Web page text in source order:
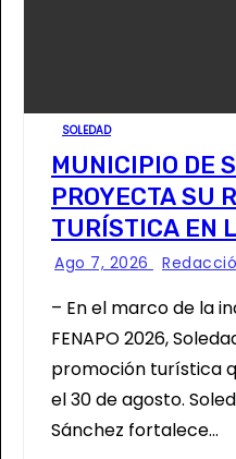
SOLEDAD
MUNICIPIO DE
PROYECTA SU
TURÍSTICA EN
NACIONAL
Ago 7, 2026
– En el marco de la
FENAPO 2026,
promoción turística
el 30 de agosto.
Sánchez fortalece…